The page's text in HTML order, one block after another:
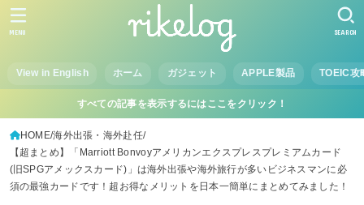
View in English ホーム ガジェット APPLE製品 TOEIC攻
SEARCH
MENU
すべての記事を表示するにはここをクリック！
HOME 海外出張・海外赴任
【超まとめ】「Marriott Bonvoyアメリカンエクスプレスプレミアムカード
(旧SPGアメックスカード)」は海外出張や海外旅行が多いビジネスマンに必
須の最強カードです！超お得なメリットを日本一簡単にまとめてみました！